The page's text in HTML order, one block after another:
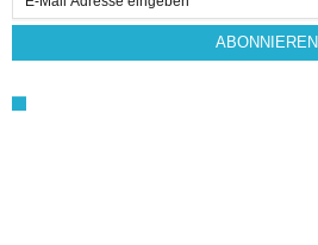
Subscription
ABONNIEREN